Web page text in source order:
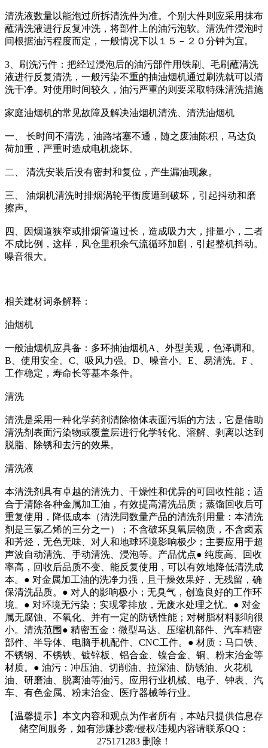
清洗液数量以能泡过所拆清洗件为准。个别大件则应采用抹布
蘸清洗液进行反复冲洗，将部件上的油污泡软。清洗件浸泡时
间根据油污程度而定，一般情况下以１５－２０分钟为宜。
3、刷洗污件：把经过浸泡后的油污部件用铁刷、毛刷蘸清洗
液进行反复清洗，一般污染不重的抽油烟机通过刷洗就可以清
洗干净。对使用时间较久，油污严重的则要采取特殊清洗措施
家庭油烟机的常见故障及解决油烟机清洗、清洗油烟机
一、 长时间不清洗，油路堵塞不通，随之废油陈积，马达负
荷加重，严重时造成电机烧坏。
二、 清洗安装后没有密封和复位，产生漏油现象。
三、 油烟机清洗时排烟涡轮平衡度遭到破坏，引起抖动和磨
擦声。
四、因烟道狭窄或排烟管道过长，造成吸力大，排量小，二者
不成比例，这样，风仓里积余气流循环加剧，引起整机抖动。
噪音很大。
相关建材词条解释：
油烟机
一般油烟机应具备：多环抽油烟机A、外型美观，色泽调和。
B、使用安全。C、吸风力强。D、噪音小。E、易清洗。F 、
工作稳定，寿命长等基本条件。
清洗
清洗是采用一种化学药剂清除物体表面污垢的方法，它是借助
清洗剂表面污染物或覆盖层进行化学转化、溶解、剥离以达到
脱脂、除锈和去污的效果。
清洗液
本清洗剂具有卓越的清洗力、干燥性和优异的可回收性能；适
合于清除各种金属加工油，有效提高清洗品质；蒸馏回收后可
重复使用，降低成本（清洗同数量产品的清洗剂用量：本清洗
剂是三氯乙烯的三分之一）；不含破坏臭氧层物质，不含卤素
和芳烃，无色无味、对人和地球环境影响极少；主要应用于超
声波自动清洗、手动清洗、浸泡等。产品优点● 纯度高、回收
率高，回收后品质不变、能反复使用，可以有效地降低清洗成
本。● 对金属加工油的洗净力强，且干燥效果好，无残留，确
保清洗品质。● 对人的影响极小；无臭气，创造良好的工作环
境。● 对环境无污染；实现零排放，无废水处理之忧。● 对金
属无腐蚀、不氧化、并有一定的防锈性能；对树脂材料影响很
小。清洗范围● 精密五金：微型马达、压缩机部件、汽车精密
部件、半导体、电脑手机配件、CNC工件。● 材质：马口铁、
不锈钢、不锈铁、镀锌板、铝合金、镍合金、铜、粉末治金等
材质。● 油污：冲压油、切削油、拉深油、防锈油、火花机
油、研磨油、脱离油等油污。应用行业机械、电子、钟表、汽
车、有色金属、粉末治金、医疗器械等行业。
【温馨提示】本文内容和观点为作者所有，本站只提供信息存
储空间服务，如有涉嫌抄袭/侵权/违规内容请联系QQ：
275171283 删除！